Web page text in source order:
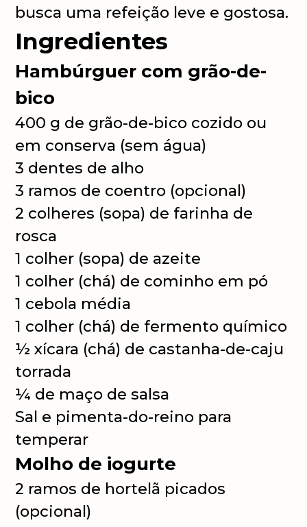
busca uma refeição leve e gostosa.
Ingredientes
Hambúrguer com grão-de-
bico
400 g de grão-de-bico cozido ou
em conserva (sem água)
3 dentes de alho
3 ramos de coentro (opcional)
2 colheres (sopa) de farinha de
rosca
1 colher (sopa) de azeite
1 colher (chá) de cominho em pó
1 cebola média
1 colher (chá) de fermento químico
½ xícara (chá) de castanha-de-caju
torrada
¼ de maço de salsa
Sal e pimenta-do-reino para
temperar
Molho de iogurte
2 ramos de hortelã picados
(opcional)